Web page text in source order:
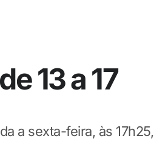
13 a 17
a sexta-feira, às 17h25,